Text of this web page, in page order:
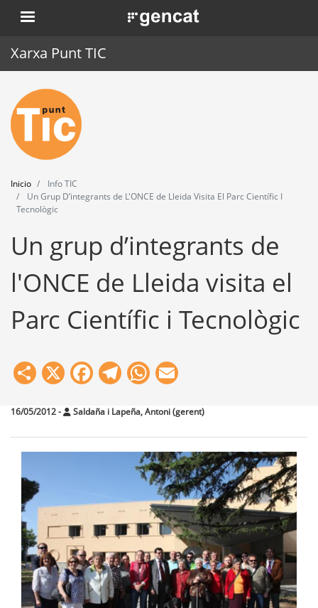
Pasar
al
. Obre en una nova finestra.
Xarxa Punt TIC
Inicio
Punt TIC
Actualidad
Agenda
Herramientas
Inicio
Info TIC
Un Grup D’integrants de L'ONCE de Lleida Visita El Parc Científic I
Tecnològic
Un grup d’integrants de
l'ONCE de Lleida visita el
Parc Científic i Tecnològic
Share
X Facebook
Telegram
WhatsApp
16/05/2012- Saldaña i Lapeña, Antoni (gerent)